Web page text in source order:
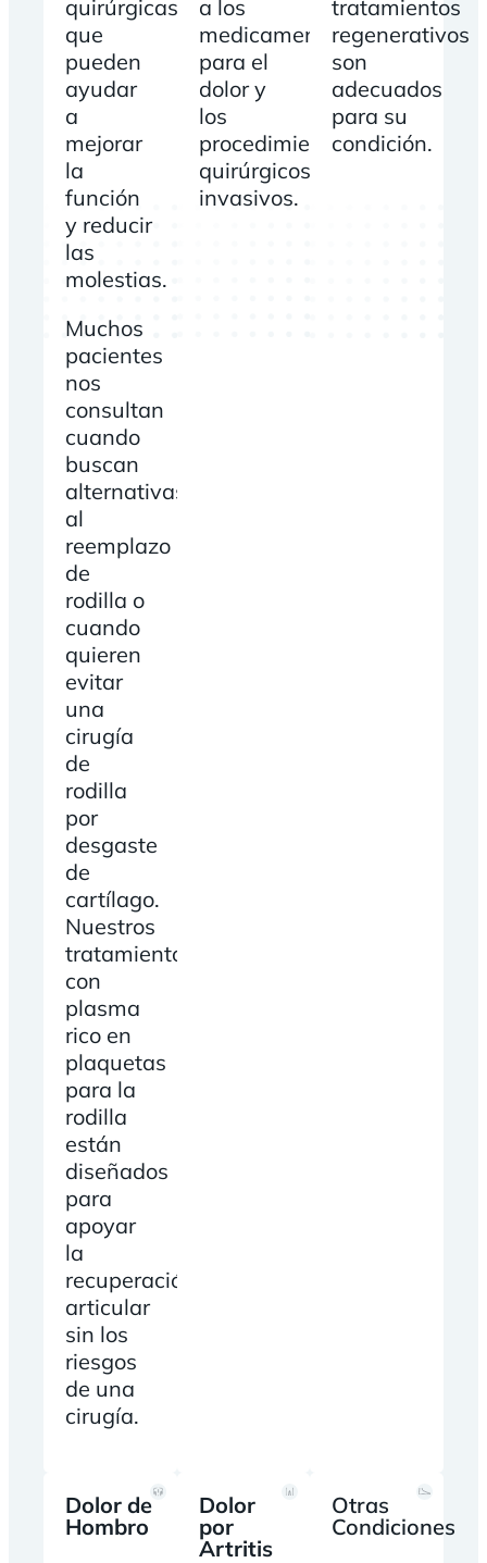
quirúrgicas
que
pueden
ayudar
a
mejorar
la
función
y reducir
las
molestias.
Muchos
pacientes
nos
consultan
cuando
buscan
alternativas
al
reemplazo
de
rodilla o
cuando
quieren
evitar
una
cirugía
de
rodilla
por
desgaste
de
cartílago.
Nuestros
tratamientos
con
plasma
rico en
plaquetas
para la
rodilla
están
diseñados
para
apoyar
la
recuperación
articular
sin los
riesgos
de una
cirugía.
a los
medicamentos
para el
dolor y
los
procedimientos
quirúrgicos
invasivos.
tratamientos
regenerativos
son
adecuados
para su
condición.
Dolor de
Hombro
Dolor
por
Artritis
Otras
Condiciones